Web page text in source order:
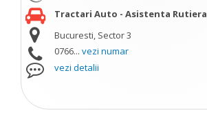
Tractari Auto - Asistenta Rutiera
Bucuresti, Sector 3
0766... vezi numar
vezi detalii